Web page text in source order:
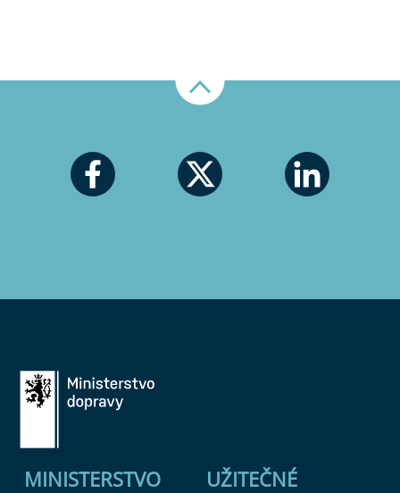
MINISTERSTVO
UŽITEČNÉ